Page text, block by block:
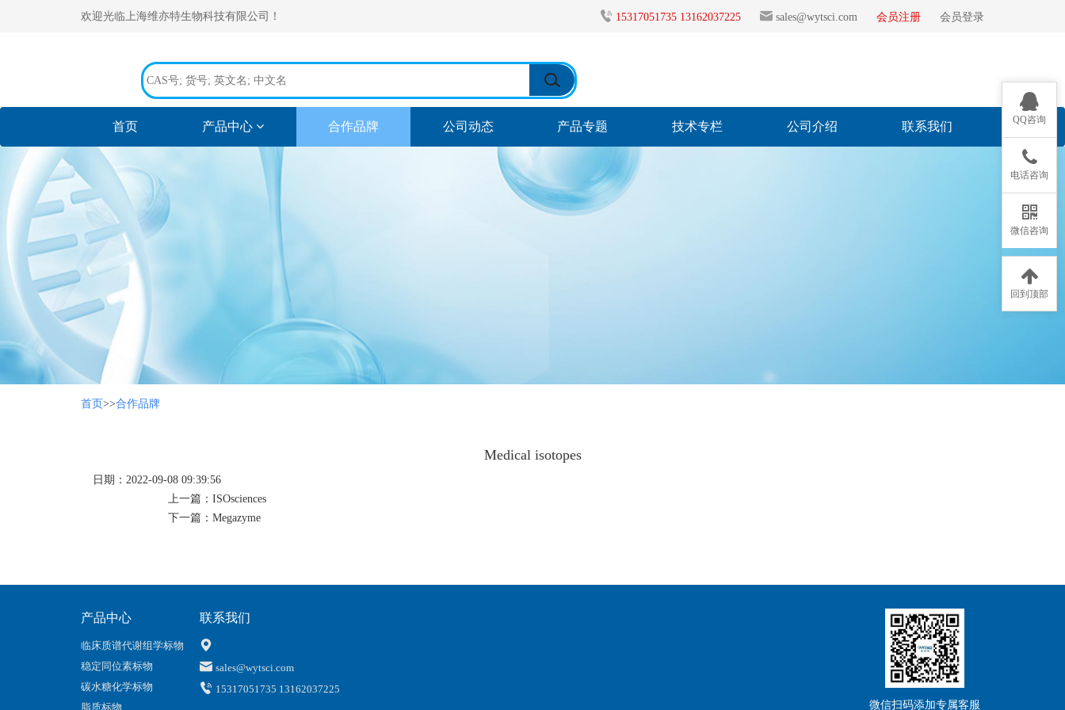
欢迎光临上海维亦特生物科技有限公司！ 15317051735 13162037225 sales@wytsci.com 会员注册 会员登录
首页(current) 产品中心 合作品牌 公司动态 产品专题 技术专栏 公司介绍 联系我们
首页>>合作品牌
Medical isotopes
日期：2022-09-08 09:39:56
上一篇： ISOsciences
下一篇： Megazyme
产品中心
临床质谱代谢组学标物
稳定同位素标物
碳水糖化学标物
脂质标物
联系我们
sales@wytsci.com
15317051735 13162037225
微信扫码添加专属客服
QQ咨询
电话咨询
微信咨询
回到顶部